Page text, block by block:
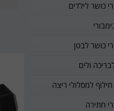
כושר לילדים
כושר לבטן
ולים
למסלולי ריצה
חתירה